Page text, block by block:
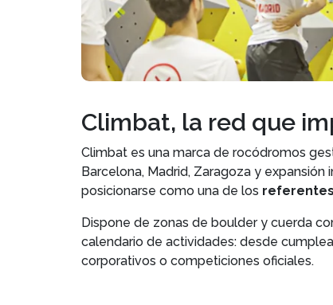
Climbat, la red que
Climbat es una marca de rocódromos
Barcelona, Madrid, Zaragoza y expansión
posicionarse como una de los
Dispone de zonas de boulder y cuerda
calendario de actividades: desde
corporativos o competiciones oficiales.